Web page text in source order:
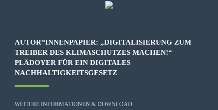
AUTOR*INNENPAPIER: „DIGITALISIERUNG ZUM
TREIBER DES KLIMASCHUTZES MACHEN!“
PLÄDOYER FÜR EIN DIGITALES
NACHHALTIGKEITSGESETZ
WEITERE INFORMATIONEN & DOWNLOAD